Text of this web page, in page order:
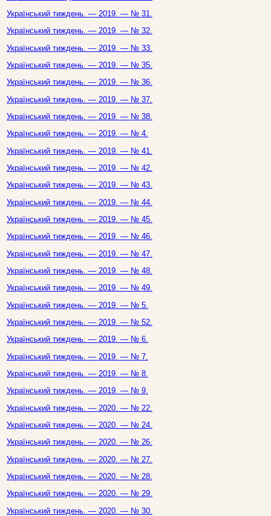
Український тиждень. — 2019. — № 31.
Український тиждень. — 2019. — № 32.
Український тиждень. — 2019. — № 33.
Український тиждень. — 2019. — № 35.
Український тиждень. — 2019. — № 36.
Український тиждень. — 2019. — № 37.
Український тиждень. — 2019. — № 38.
Український тиждень. — 2019. — № 4.
Український тиждень. — 2019. — № 41.
Український тиждень. — 2019. — № 42.
Український тиждень. — 2019. — № 43.
Український тиждень. — 2019. — № 44.
Український тиждень. — 2019. — № 45.
Український тиждень. — 2019. — № 46.
Український тиждень. — 2019. — № 47.
Український тиждень. — 2019. — № 48.
Український тиждень. — 2019. — № 49.
Український тиждень. — 2019. — № 5.
Український тиждень. — 2019. — № 52.
Український тиждень. — 2019. — № 6.
Український тиждень. — 2019. — № 7.
Український тиждень. — 2019. — № 8.
Український тиждень. — 2019. — № 9.
Український тиждень. — 2020. — № 22.
Український тиждень. — 2020. — № 24.
Український тиждень. — 2020. — № 26.
Український тиждень. — 2020. — № 27.
Український тиждень. — 2020. — № 28.
Український тиждень. — 2020. — № 29.
Український тиждень. — 2020. — № 30.